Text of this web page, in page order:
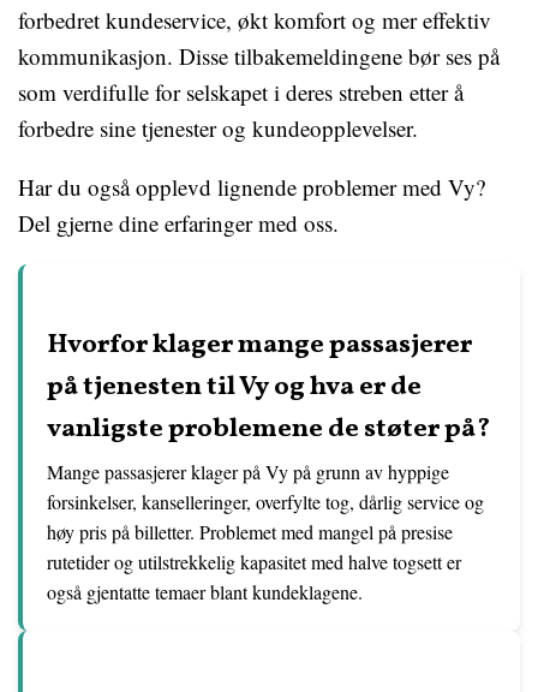
forbedret kundeservice, økt komfort og mer effektiv
kommunikasjon. Disse tilbakemeldingene bør ses på
som verdifulle for selskapet i deres streben etter å
forbedre sine tjenester og kundeopplevelser.
Har du også opplevd lignende problemer med Vy?
Del gjerne dine erfaringer med oss.
Hvorfor klager mange passasjerer
på tjenesten til Vy og hva er de
vanligste problemene de støter på?
Mange passasjerer klager på Vy på grunn av hyppige
forsinkelser, kanselleringer, overfylte tog, dårlig service og
høy pris på billetter. Problemet med mangel på presise
rutetider og utilstrekkelig kapasitet med halve togsett er
også gjentatte temaer blant kundeklagene.